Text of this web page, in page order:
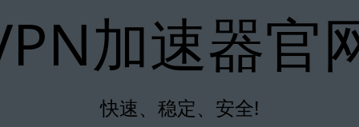
加速器官
快速、稳定、安全!